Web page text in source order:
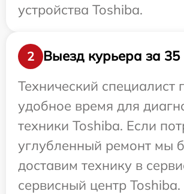
устройства Toshiba.
2
Выезд курьера за 35
Технический специалист
удобное время для
техники Toshiba. Если
углубленный ремонт мы
доставим технику в
сервисный центр Toshiba.